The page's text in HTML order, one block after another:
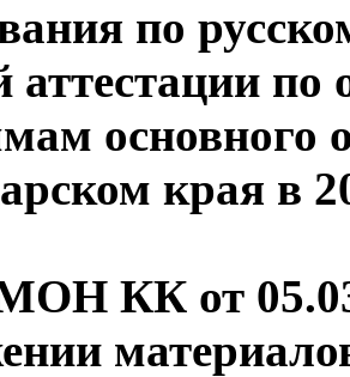
по
аттестации
основного
края в
КК от